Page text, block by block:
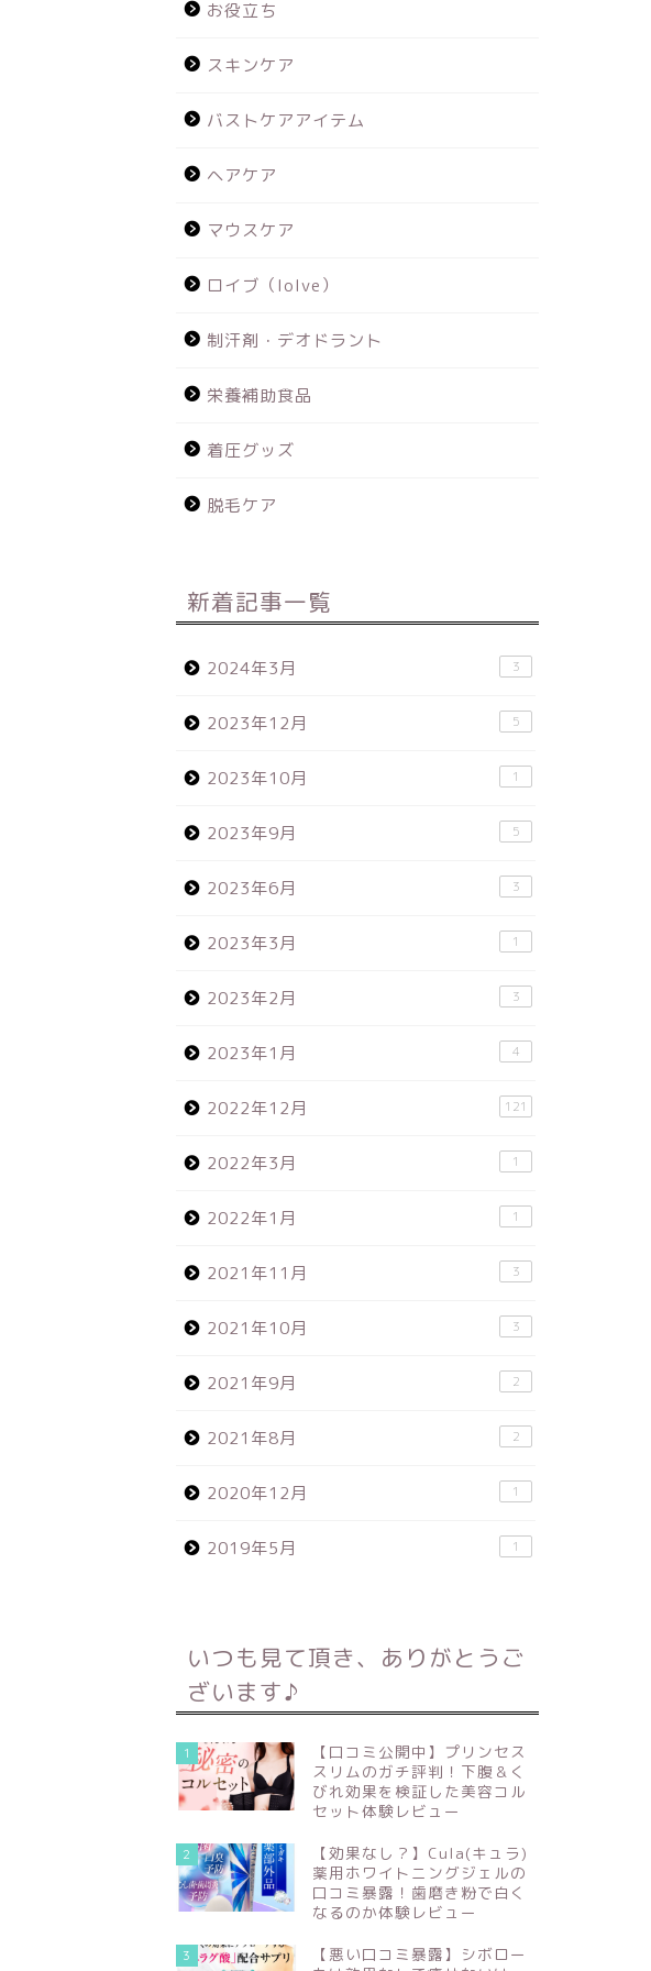
お役立ち
スキンケア
バストケアアイテム
ヘアケア
マウスケア
ロイブ（loIve）
制汗剤・デオドラント
栄養補助食品
着圧グッズ
脱毛ケア
新着記事一覧
2024年3月 3
2023年12月 5
2023年10月 1
2023年9月 5
2023年6月 3
2023年3月 1
2023年2月 3
2023年1月 4
2022年12月 121
2022年3月 1
2022年1月 1
2021年11月 3
2021年10月 3
2021年9月 2
2021年8月 2
2020年12月 1
2019年5月 1
いつも見て頂き、ありがとうご
ざいます♪
1
【口コミ公開中】プリンセス
スリムのガチ評判！下腹＆く
びれ効果を検証した美容コル
セット体験レビュー
2
【効果なし？】Cula(キュラ)
薬用ホワイトニングジェルの
口コミ暴露！歯磨き粉で白く
なるのか体験レビュー
3
【悪い口コミ暴露】シボロー